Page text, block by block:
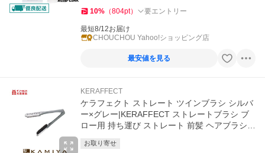
10% （804pt） 要エントリー
最短8/12お届け
CHOUCHOU Yahoo!ショッピング店
最安値を見る
KERAFFECT
ケラフェクト ストレート ツインブラシ シルバ
ー×グレー|KERAFFECT ストレートブラシ ブ
ロー用 持ち運び ストレート 前髪 ヘアブラシ
お取り寄せ